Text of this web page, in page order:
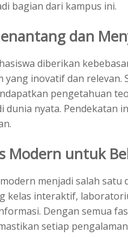
bagian dari kampus ini.
dan
diberikan
inovatif dan
pengetahuan
dunia nyata. Pendekatan
Modern untuk
menjadi salah
kelas interaktif,
Dengan semua
setiap